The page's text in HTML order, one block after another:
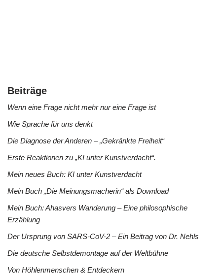
Beiträge
Wenn eine Frage nicht mehr nur eine Frage ist
Wie Sprache für uns denkt
Die Diagnose der Anderen – „Gekränkte Freiheit“
Erste Reaktionen zu „KI unter Kunstverdacht“.
Mein neues Buch: KI unter Kunstverdacht
Mein Buch „Die Meinungsmacherin“ als Download
Mein Buch: Ahasvers Wanderung – Eine philosophische
Erzählung
Der Ursprung von SARS-CoV-2 – Ein Beitrag von Dr. Nehls
Die deutsche Selbstdemontage auf der Weltbühne
Von Höhlenmenschen & Entdeckern